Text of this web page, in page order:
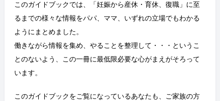
このガイドブックでは、「妊娠から産休・育休、復職」に至
るまでの様々な情報をパパ、ママ、いずれの立場でもわかる
ようにまとめました。
働きながら情報を集め、やることを整理して・・・というこ
とのないよう、
この一冊に最低限必要な心がまえがそろって
います。
このガイドブックをご覧になっているあなたも、ご家族の方